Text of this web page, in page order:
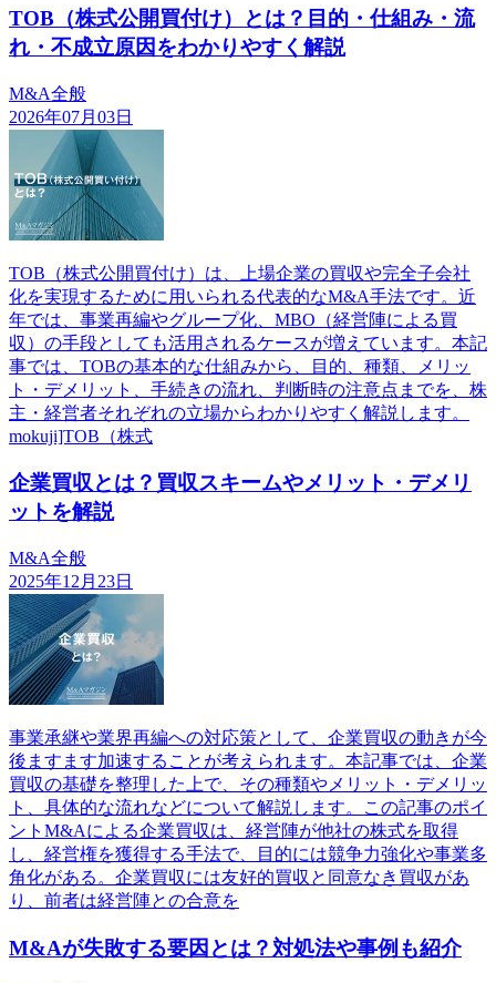
TOB（株式公開買付け）とは？目的・仕組み・流
れ・不成立原因をわかりやすく解説
M&A全般
2026年07月03日
TOB（株式公開買付け）は、上場企業の買収や完全子会社
化を実現するために用いられる代表的なM&A手法です。近
年では、事業再編やグループ化、MBO（経営陣による買
収）の手段としても活用されるケースが増えています。本記
事では、TOBの基本的な仕組みから、目的、種類、メリッ
ト・デメリット、手続きの流れ、判断時の注意点までを、株
主・経営者それぞれの立場からわかりやすく解説します。
mokuji]TOB（株式
企業買収とは？買収スキームやメリット・デメリ
ットを解説
M&A全般
2025年12月23日
事業承継や業界再編への対応策として、企業買収の動きが今
後ますます加速することが考えられます。本記事では、企業
買収の基礎を整理した上で、その種類やメリット・デメリッ
ト、具体的な流れなどについて解説します。この記事のポイ
ントM&Aによる企業買収は、経営陣が他社の株式を取得
し、経営権を獲得する手法で、目的には競争力強化や事業多
角化がある。企業買収には友好的買収と同意なき買収があ
り、前者は経営陣との合意を
M&Aが失敗する要因とは？対処法や事例も紹介